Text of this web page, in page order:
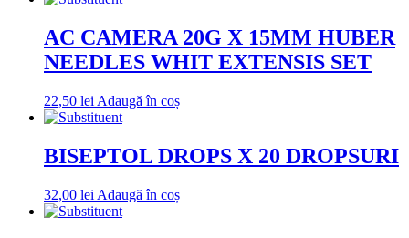
AC CAMERA 20G X 15MM HUBER
NEEDLES WHIT EXTENSIS SET
22,50 lei Adaugă în coș
BISEPTOL DROPS X 20 DROPSURI
32,00 lei Adaugă în coș